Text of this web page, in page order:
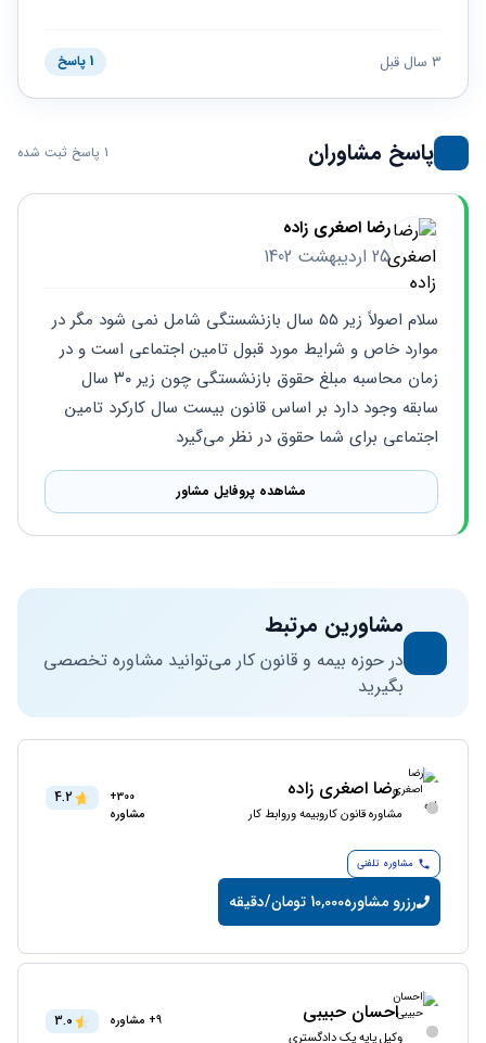
حقوقی
خانواده
حقوقی
کسب
بهینه
سایت
3 سال قبل 1 پاسخ
پاسخ مشاوران 1 پاسخ ثبت شده
رضا اصغری زاده
25 اردیبهشت 1402
اجتماعی برای شما حقوق در نظر می‌گیرد
مشاهده پروفایل مشاور
مشاورین مرتبط
در حوزه بیمه و قانون کار می‌توانید مشاوره تخصصی
بگیرید
رضا اصغری زاده
مشاوره قانون کاروبیمه وروابط کار
300+
مشاوره
4.2
مشاوره تلفنی
رزرو مشاوره10,000 تومان/دقیقه
احسان حبیبی
وکیل پایه یک دادگستری
9+ مشاوره 3.0